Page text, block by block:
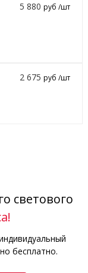
5 880руб /шт
2 675руб /шт
светового
бесплатно.